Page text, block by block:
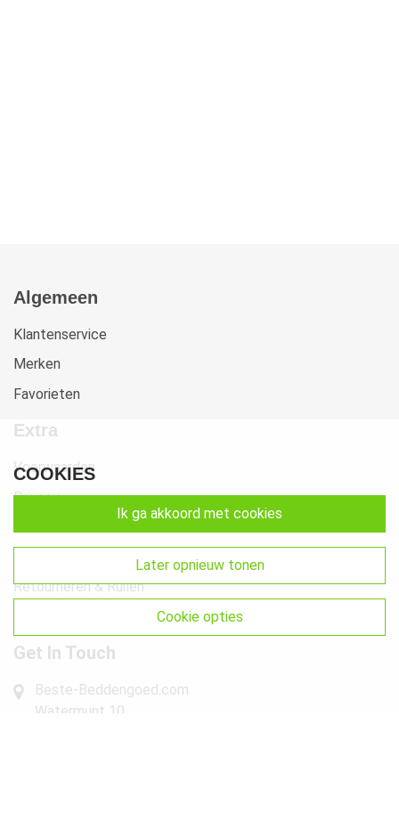
Algemeen
Klantenservice
Merken
Favorieten
Extra
Voorwaarden
Privacy
Retourneren & Ruilen
Get In Touch
Beste-Beddengoed.com
Watermunt 10
COOKIES
ik ga akkoord met cookies
later opnieuw tonen
cookie opties